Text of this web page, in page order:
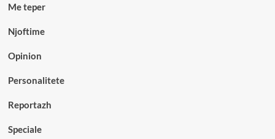
Me teper
Njoftime
Opinion
Personalitete
Reportazh
Speciale